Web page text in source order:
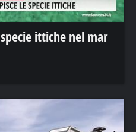
ittiche nel mar